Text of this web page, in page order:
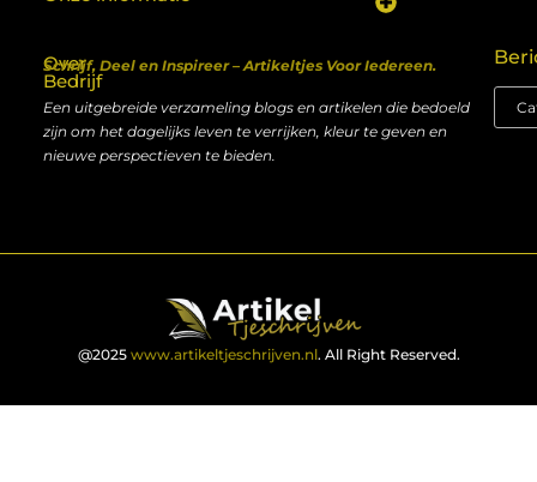
Over
Bedrijf
Schrijf, Deel en Inspireer – Artikeltjes Voor Iedereen.
Een uitgebreide verzameling blogs en artikelen die bedoeld
zijn om het dagelijks leven te verrijken, kleur te geven en
nieuwe perspectieven te bieden.
@2025 www.artikeltjeschrijven.nl. All Right Reserved.